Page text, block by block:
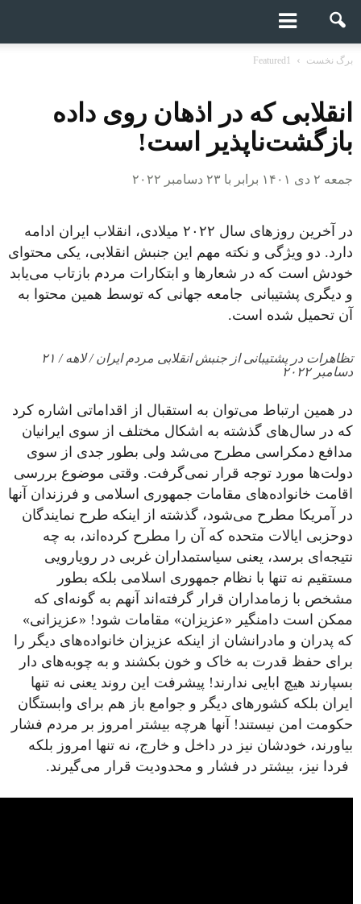
برگ نخست Featured1
انقلابی که در اذهان روی داده
بازگشت‌ناپذیر است!
جمعه ۲ دی ۱۴۰۱ برابر با ۲۳ دسامبر ۲۰۲۲
در آخرین روزهای سال ۲۰۲۲ میلادی، انقلاب ایران ادامه
دارد. دو ویژگی و نکته مهم این جنبش انقلابی، یکی محتوای
خودش است که در شعارها و ابتکارات مردم بازتاب می‌یابد
و دیگری پشتیبانی جامعه جهانی که توسط همین محتوا به
آن تحمیل شده است.
تظاهرات در پشتیبانی از جنبش انقلابی مردم ایران / لاهه / ۲۱
دسامبر ۲۰۲۲
در همین ارتباط می‌توان به استقبال از اقداماتی اشاره کرد
که در سال‌های گذشته به اشکال مختلف از سوی ایرانیان
مدافع دمکراسی مطرح می‌شد ولی بطور جدی از سوی
دولت‌ها مورد توجه قرار نمی‌گرفت. وقتی موضوع بررسی
اقامت خانواده‌های مقامات جمهوری اسلامی و فرزندان آنها
در آمریکا مطرح می‌شود، گذشته از اینکه طرح نمایندگان
دوحزبی ایالات متحده که آن را مطرح کرده‌اند، به چه
نتیجه‌ای برسد، یعنی سیاستمداران غربی در رویارویی
مستقیم نه تنها با نظام جمهوری اسلامی بلکه بطور
مشخص با زمامداران قرار گرفته‌اند آنهم به گونه‌ای که
ممکن است دامنگیر «عزیزان» مقامات شود! «عزیزانی»
که پدران و مادرانشان از اینکه عزیزان خانواده‌های دیگر را
برای حفظ قدرت به خاک و خون بکشند و به چوبه‌های دار
بسپارند هیچ ابایی ندارند! پیشرفت این روند یعنی نه تنها
ایران بلکه کشورهای دیگر و جوامع باز هم برای وابستگان
حکومت امن نیستند! آنها هرچه بیشتر امروز بر مردم فشار
بیاورند، خودشان نیز در داخل و خارج، نه تنها امروز بلکه
فردا نیز، بیشتر در فشار و محدودیت قرار می‌گیرند.